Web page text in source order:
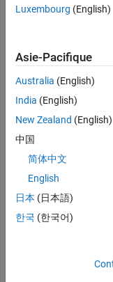
FR-
Résumé
du
poste
Are you
about
state-of-
the-art
Do you
Luxembourg (English)
Asie-Pacifique
Australia (English)
India (English)
New Zealand (English)
中国
简体中文
English
日本 (日本語)
한국 (한국어)